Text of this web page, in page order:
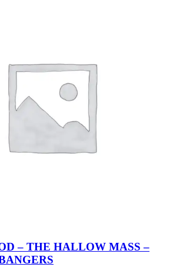
– THE HALLOW MASS –